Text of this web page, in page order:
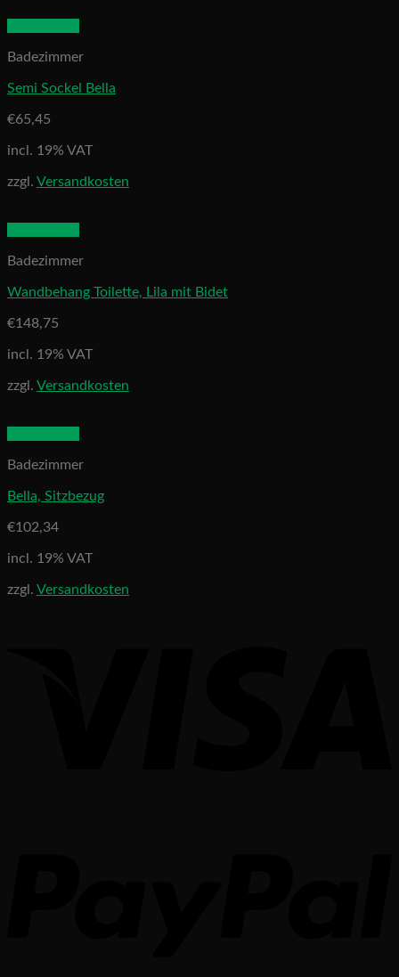
Badezimmer
Semi Sockel Bella
€65,45
incl. 19% VAT
zzgl. Versandkosten
Badezimmer
Wandbehang Toilette, Lila mit Bidet
€148,75
incl. 19% VAT
zzgl. Versandkosten
Badezimmer
Bella, Sitzbezug
€102,34
incl. 19% VAT
zzgl. Versandkosten